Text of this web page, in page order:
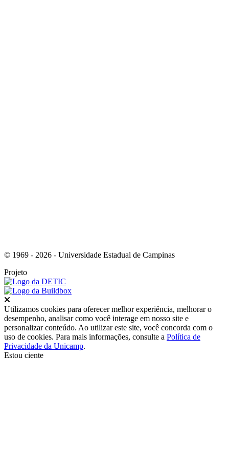
© 1969 - 2026 - Universidade Estadual de Campinas
Projeto
Utilizamos cookies para oferecer melhor experiência, melhorar o
desempenho, analisar como você interage em nosso site e
personalizar conteúdo. Ao utilizar este site, você concorda com o
uso de cookies. Para mais informações, consulte a Política de
Privacidade da Unicamp.
Estou ciente